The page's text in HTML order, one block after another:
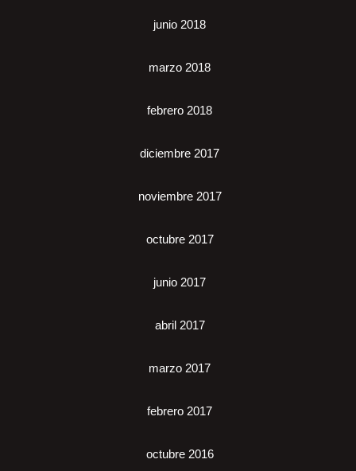
junio 2018
marzo 2018
febrero 2018
diciembre 2017
noviembre 2017
octubre 2017
junio 2017
abril 2017
marzo 2017
febrero 2017
octubre 2016